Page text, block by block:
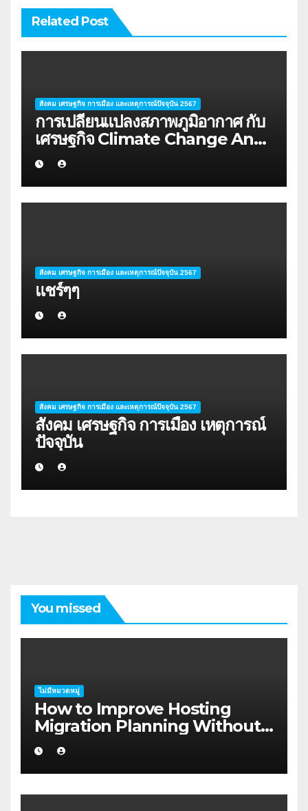
Related Post
สังคม เศรษฐกิจ การเมือง และเหตุการณ์ปัจจุบัน 2567
การเปลี่ยนแปลงสภาพภูมิอากาศ กับ
เศรษฐกิจ Climate Change And
The Financial System
สังคม เศรษฐกิจ การเมือง และเหตุการณ์ปัจจุบัน 2567
แชร์ๆๆ
สังคม เศรษฐกิจ การเมือง และเหตุการณ์ปัจจุบัน 2567
สังคม เศรษฐกิจ การเมือง เหตุการณ์
ปัจจุบัน
You missed
ไม่มีหมวดหมู่
How to Improve Hosting
Migration Planning Without
Wasting Budget in the
Kimberley